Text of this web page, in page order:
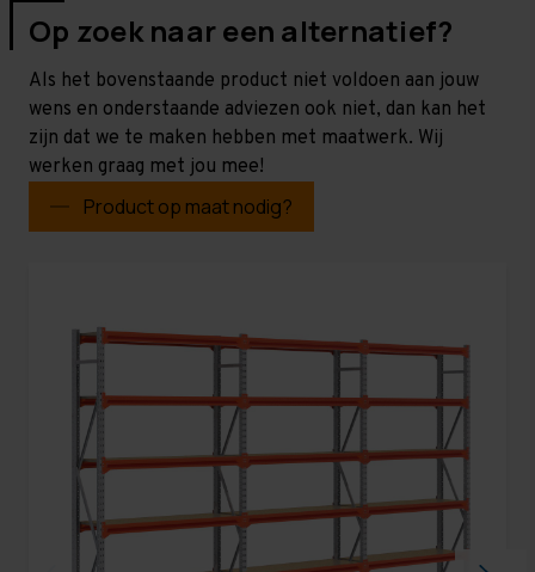
Op zoek naar een alternatief?
Als het bovenstaande product niet voldoen aan jouw
wens en onderstaande adviezen ook niet, dan kan het
zijn dat we te maken hebben met maatwerk. Wij
werken graag met jou mee!
Product op maat nodig?